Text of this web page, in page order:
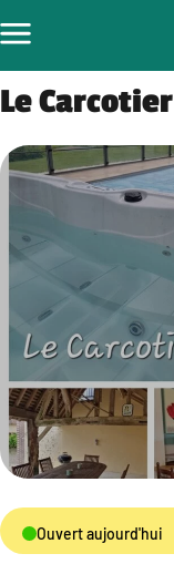
au
contenu
Le Carcotier
Ouvert aujourd'hui